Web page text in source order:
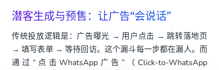
潜客生成与预售：让广告“会说话”
传统投放逻辑是：广告曝光 → 用户点击 → 跳转落地页
→ 填写表单 → 等待回访。这个漏斗每一步都在漏人。而
通过“点击WhatsApp广告”（Click-to-WhatsApp